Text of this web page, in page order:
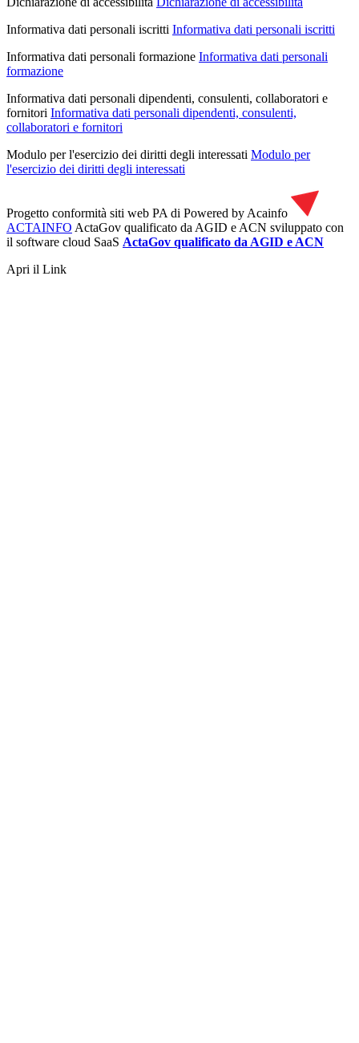
Informativa dati personali iscritti Informativa dati personali iscritti
Informativa dati personali formazione Informativa dati personali
formazione
Informativa dati personali dipendenti, consulenti, collaboratori e
fornitori Informativa dati personali dipendenti, consulenti,
collaboratori e fornitori
Modulo per l'esercizio dei diritti degli interessati Modulo per
l'esercizio dei diritti degli interessati
Progetto conformità siti web PA di Powered by Acainfo
ACTAINFO ActaGov qualificato da AGID e ACN sviluppato con
il software cloud SaaS ActaGov qualificato da AGID e ACN
Apri il Link